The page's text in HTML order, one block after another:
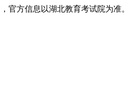
官方信息以湖北教育考试院为准。